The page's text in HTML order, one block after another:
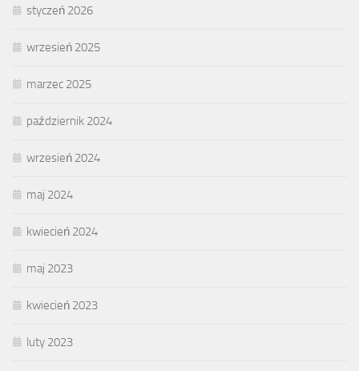
styczeń 2026
wrzesień 2025
marzec 2025
październik 2024
wrzesień 2024
maj 2024
kwiecień 2024
maj 2023
kwiecień 2023
luty 2023